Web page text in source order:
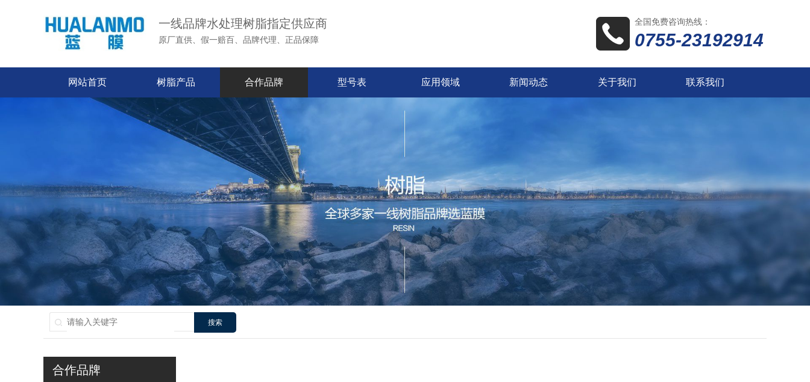
一线品牌水处理树脂指定供应商
原厂直供、假一赔百、品牌代理、正品保障
全国免费咨询热线：
0755-23192914
网站首页 树脂产品 合作品牌 型号表 应用领域 新闻动态 关于我们 联系我们
搜索
合作品牌